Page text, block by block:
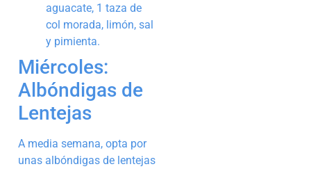
aguacate, 1 taza de
col morada, limón, sal
y pimienta.
Miércoles:
Albóndigas de
Lentejas
A media semana, opta por
unas albóndigas de lentejas